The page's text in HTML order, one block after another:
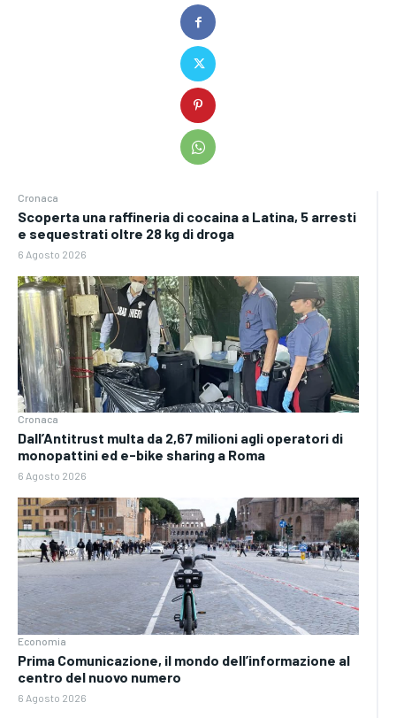
Cronaca
Scoperta una raffineria di cocaina a Latina, 5 arresti
e sequestrati oltre 28 kg di droga
6 Agosto 2026
Cronaca
Dall’Antitrust multa da 2,67 milioni agli operatori di
monopattini ed e-bike sharing a Roma
6 Agosto 2026
Economia
Prima Comunicazione, il mondo dell’informazione al
centro del nuovo numero
6 Agosto 2026